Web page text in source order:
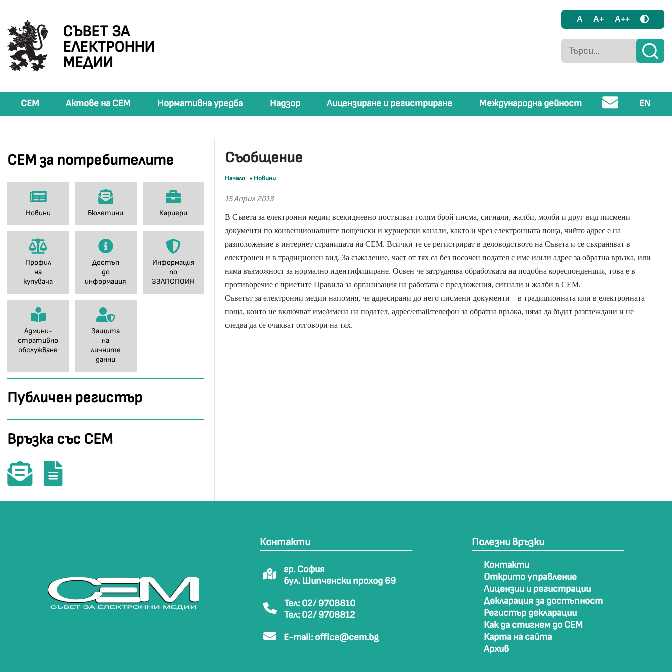
СЪВЕТ ЗА
ЕЛЕКТРОННИ
МЕДИИ
A A+ A++
СЕМ Актове на СЕМ Нормативна уредба Надзор Лицензиране и регистриране Международна дейност EN
СЕМ за потребителите
Новини Бюлетини Кариери
Профил
на
купувача
Достъп
до
информация
Информация
по
ЗЗЛПСПОИН
Админи-
стративно
обслужване
Защита
на
личните
данни
Публичен регистър
Връзка със СЕМ
Съобщение
Начало » Новини
15 Април 2013
В Съвета за електронни медии всекидневно постъпват голям брой писма, сигнали, жалби, молби и друг вид писмени
документи по конвенционалните пощенски и куриерски канали, както и чрез електронната поща, чийто адрес е на
разположение в интернет страницата на СЕМ. Всички те се регистрират в деловодството на Съвета и се съхраняват в
електронен и в традиционен вид. За съжаление, част от тях са без посочен подател с име и/или адрес за обратна връзка, или
няма възможност за нормално идентифициране. Освен че затруднява обработката на подобна кореспонденция, това е в
противоречие с приетите Правила за организация на работата с предложения, сигнали и жалби в СЕМ.
Съветът за елeктронни медии напомня, че адресирани до него писмени документи – в традиционната или в електронната
поща, които не включват име/имена на подател, адрес/email/телефон за обратна връзка, няма да бъдат разглеждани и не
следва да се очакват отговори на тях.
Контакти
гр. София
бул. Шипченски проход 69
Тел: 02/ 9708810
Тел: 02/ 9708812
E-mail: office@cem.bg
Полезни връзки
Контакти
Открито управление
Лицензии и регистрации
Декларация за достъпност
Регистър декларации
Как да стигнем до СЕМ
Карта на сайта
Архив